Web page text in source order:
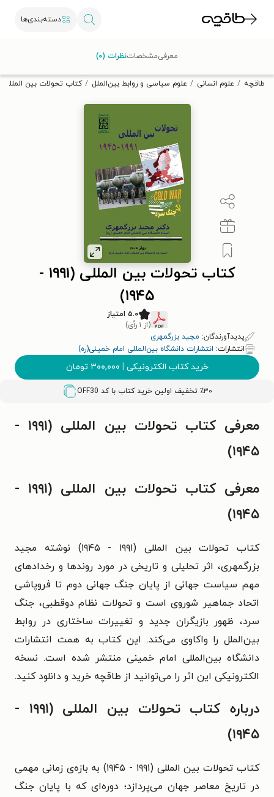
دسته‌بندی‌ها
تخفیف از طاقچه دریافت کن.
طاقچه علوم انسانی علوم سیاسی و روابط بین‌الملل کتاب تحولات بین المللی (۱۹۹۱ -
کتاب تحولات بین المللی (۱۹۹۱ -
۱۹۴۵)
۵.۰ امتیاز
(از ۱ رأی)
پدیدآورندگان: مجید بزرگمهری
انتشارات: انتشارات دانشگاه بین‌المللی امام خمینی(ره)
خرید کتاب الکترونیکی | ۳۰۰,۰۰۰ تومان
٪۳۰ تخفیف اولین خرید کتاب با کد OFF30
معرفیمشخصاتنظرات (۰)
معرفی کتاب تحولات بین المللی (۱۹۹۱ -
۱۹۴۵)
معرفی کتاب تحولات بین المللی (۱۹۹۱ -
۱۹۴۵)
کتاب تحولات بین المللی (۱۹۹۱ - ۱۹۴۵) نوشته مجید
بزرگمهری، اثر تحلیلی و تاریخی در مورد روندها و رخدادهای
مهم سیاست جهانی از پایان جنگ جهانی دوم تا فروپاشی
اتحاد جماهیر شوروی است و تحولات نظام دوقطبی، جنگ
سرد، ظهور بازیگران جدید و تغییرات ساختاری در روابط
بین‌الملل را واکاوی می‌کند. این کتاب به همت انتشارات
دانشگاه بین‌المللی امام خمینی منتشر شده است. نسخه
الکترونیکی این اثر را می‌توانید از طاقچه خرید و دانلود کنید.
درباره کتاب تحولات بین المللی (۱۹۹۱ -
۱۹۴۵)
کتاب تحولات بین المللی (۱۹۹۱ - ۱۹۴۵) به بازه‌ی زمانی مهمی
در تاریخ معاصر جهان می‌پردازد؛ دوره‌ای که با پایان جنگ